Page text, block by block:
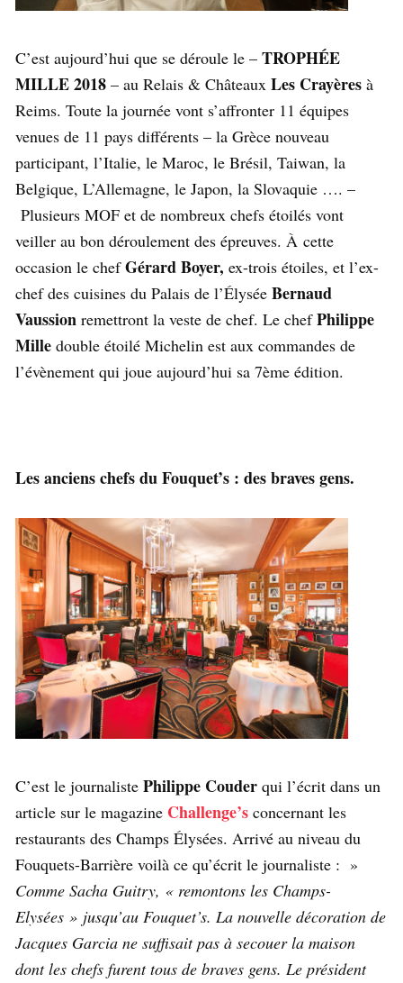
C’est aujourd’hui que se déroule le – TROPHÉE
MILLE 2018 – au Relais & Châteaux Les Crayères à
Reims. Toute la journée vont s’affronter 11 équipes
venues de 11 pays différents – la Grèce nouveau
participant, l’Italie, le Maroc, le Brésil, Taiwan, la
Belgique, L’Allemagne, le Japon, la Slovaquie …. –
Plusieurs MOF et de nombreux chefs étoilés vont
veiller au bon déroulement des épreuves. À cette
occasion le chefGérard Boyer, ex-trois étoiles, et l’ex-
chef des cuisines du Palais de l’Élysée Bernaud
Vaussion remettront la veste de chef. Le chefPhilippe
Mille double étoilé Michelin est aux commandes de
l’évènement qui joue aujourd’hui sa 7ème édition.
Les anciens chefs du Fouquet’s : des braves gens.
C’est le journaliste Philippe Couder qui l’écrit dans un
article sur le magazine Challenge’s concernant les
restaurants des Champs Élysées. Arrivé au niveau du
Fouquets-Barrière voilà ce qu’écrit le journaliste : »
Comme Sacha Guitry, « remontons les Champs-
Elysées » jusqu’au Fouquet’s. La nouvelle décoration de
Jacques Garcia ne suffisait pas à secouer la maison
dont les chefs furent tous de braves gens. Le président